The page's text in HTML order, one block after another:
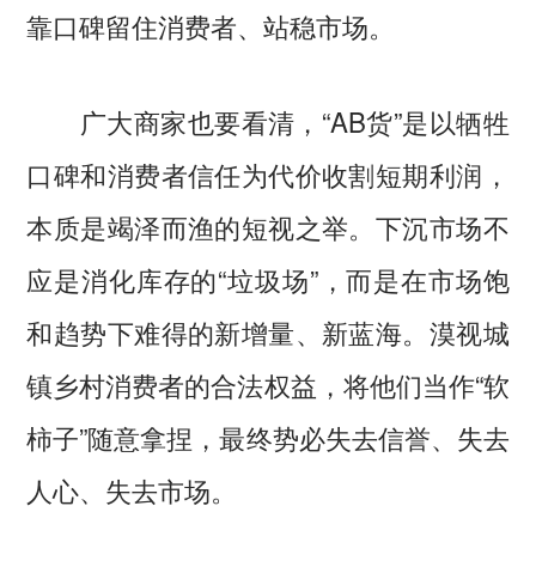
靠口碑留住消费者、站稳市场。
广大商家也要看清，“AB货”是以牺牲
口碑和消费者信任为代价收割短期利润，
本质是竭泽而渔的短视之举。下沉市场不
应是消化库存的“垃圾场”，而是在市场饱
和趋势下难得的新增量、新蓝海。漠视城
镇乡村消费者的合法权益，将他们当作“软
柿子”随意拿捏，最终势必失去信誉、失去
人心、失去市场。